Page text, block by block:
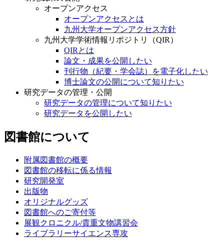
オープンアクセス
オープンアクセスとは
九州大学オープンアクセス方針
九州大学学術情報リポジトリ（QIR）
QIRとは
論文・成果を公開したい
刊行物（紀要・学会誌）を電子化したい
博士論文の公開について知りたい
研究データの管理・公開
研究データの管理について知りたい
研究データを公開したい
図書館について
附属図書館の概要
図書館の移転に係る情報
研究開発室
出版物
オリジナルグッズ
図書館へのご寄付等
展観クロニクル/貴重文物講習会
ライブラリーサイエンス専攻